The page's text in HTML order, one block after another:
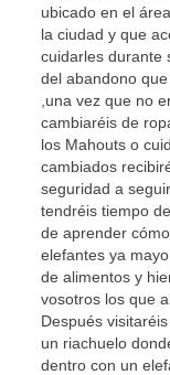
ubicado en el
la ciudad y que
cuidarles durante
del abandono
,una vez que no
cambiaréis de
los Mahouts o
cambiados
seguridad a
tendréis tiempo
de aprender
elefantes ya
de alimentos y
vosotros los que
Después
un riachuelo
dentro con un